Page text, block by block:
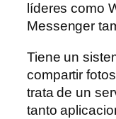
líderes como
Messenger
Tiene un
compartir
trata de un
tanto